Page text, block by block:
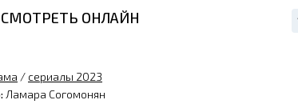
ОНЛАЙН
/ сериалы 2023
Ламара Согомонян